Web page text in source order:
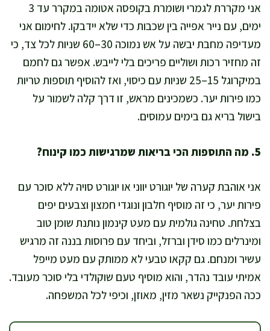
אני מקררת לגמרי ושומרת בקופסה אטומה במקרר עד 3
ימים, עם נייר אפייה בין שכבות כדי שלא יידבקו. לחימום אני
מעדיפה מחבת יבשה על אש נמוכה 30–60 שניות לכל צד, כי
זה מחזיר רכות ושוליים פריכים בלי לייבש. אפשר גם לחמם
במיקרוגל 15–25 שניות עם כיסוי, ואז להוסיף תוספות טריות
כמו פירות יער. כשמכינים מראש, זו דרך קלה לשמור על
בישול בריא גם בימים עמוסים.
5. מה התוספות הכי בריאות שמרגישות כמו קינוח?
אני אוהבת קערה של יוגורט יווני או יוגורט סויה ללא סוכר עם
פירות יער, כי זה מוסיף חלבון ונוגדי חמצון וצבעים יפים
בצלחת. טחינה גולמית עם מעט קינמון נותנת שומן טוב
ומינרלים כמו סידן וברזל, וביחד עם פרוסות בננה זה מרגיש
עשיר ומנחם. גם קקאו טבעי לא ממותק עם מעט מייפל
אמיתי עובד נהדר, והוא מוסיף טעם שוקולדי בלי סוכר מעובד.
ככה הפנקייק נשאר מזין, מאוזן, וכיפי לכל המשפחה.